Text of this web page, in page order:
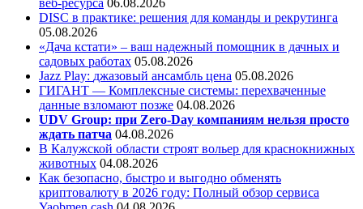
DISC в практике: решения для команды и рекрутинга
05.08.2026
«Дача кстати» – ваш надежный помощник в дачных и
садовых работах 05.08.2026
Jazz Play: джазовый ансамбль цена 05.08.2026
ГИГАНТ — Комплексные системы: перехваченные
данные взломают позже 04.08.2026
UDV Group: при Zero-Day компаниям нельзя просто
ждать патча 04.08.2026
В Калужской области строят вольер для краснокнижных
животных 04.08.2026
Как безопасно, быстро и выгодно обменять
криптовалюту в 2026 году: Полный обзор сервиса